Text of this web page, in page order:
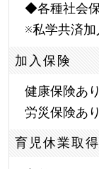
◆各種社会
※私学共済加
加入保険
健康保険あ
労災保険あり
育児休業取